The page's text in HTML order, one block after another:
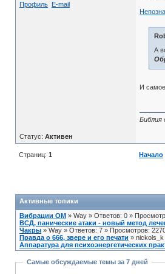
Профиль E-mail
А
И
Библия
Статус: Активен
Страниц: 1 Начало
Активные топики
Вибрации ОМ » Way » Ответов: 0 »
ВСД, панические атаки - новый метод
Чакры » Way » Ответов: 7 » Просмотров:
Правда о 666, звере и его печати »
Аппаратура для психоэнергетических
Самые обсуждаемые темы за 7 дней